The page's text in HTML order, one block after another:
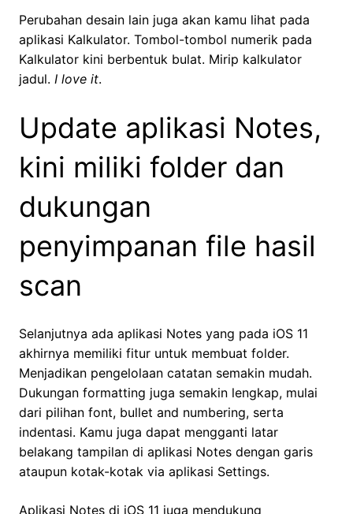
Perubahan desain lain juga akan kamu lihat pada
aplikasi Kalkulator. Tombol-tombol numerik pada
Kalkulator kini berbentuk bulat. Mirip kalkulator
jadul. I love it.
Update aplikasi Notes,
kini miliki folder dan
dukungan
penyimpanan file hasil
scan
Selanjutnya ada aplikasi Notes yang pada iOS 11
akhirnya memiliki fitur untuk membuat folder.
Menjadikan pengelolaan catatan semakin mudah.
Dukungan formatting juga semakin lengkap, mulai
dari pilihan font, bullet and numbering, serta
indentasi. Kamu juga dapat mengganti latar
belakang tampilan di aplikasi Notes dengan garis
ataupun kotak-kotak via aplikasi Settings.
Aplikasi Notes di iOS 11 juga mendukung